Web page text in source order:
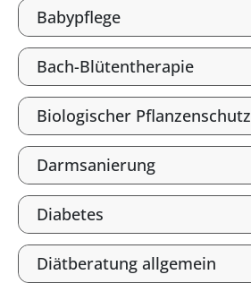
Babypflege
Bach-Blütentherapie
Biologischer Pflanzenschutz
Darmsanierung
Diabetes
Diätberatung allgemein